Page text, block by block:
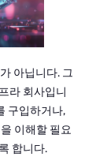
아닙니다. 그
라 회사입니
구입하거나,
이해할 필요
합니다.